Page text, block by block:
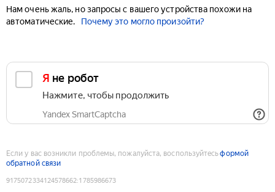
Нам очень жаль, но запросы с вашего устройства похожи на
автоматические.
Почему это могло произойти?
Я не робот
Нажмите, чтобы продолжить
Yandex SmartCaptcha
Если у вас возникли проблемы, пожалуйста, воспользуйтесьформой
обратной связи
9175072334124578662:1785986673